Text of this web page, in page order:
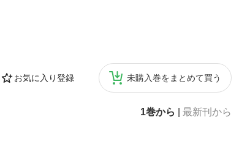
お気に入り登録 未購入巻をまとめて買う
1巻から 最新刊から